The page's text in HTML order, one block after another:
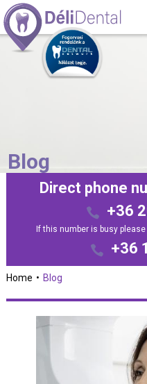
Blog
Direct phone
+36
If this number is busy
+36
Home Blog